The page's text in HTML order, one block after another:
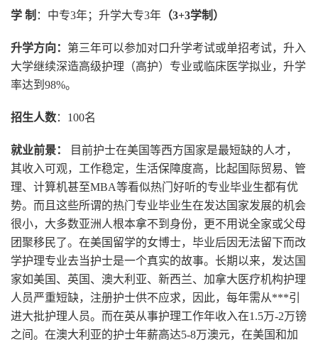
学 制 ：中专3年；升学大专3年 （3+3学制）
升学方向： 第三年可以参加对口升学考试或单招考试，升入
大学继续深造高级护理（高护）专业或临床医学拟业，升学
率达到98%。
招生人数：100名
就业前景：
目前护士在美国等西方国家是最短缺的人才，
其收入可观，工作稳定，生活保障度高，比起国际贸易、管
理、计算机甚至MBA等看似热门好听的专业毕业生都有优
势。而且这些所谓的热门专业毕业生在发达国家发展的机会
很小，大多数亚洲人根本拿不到身份，更不用说全家或父母
团聚移民了。在美国留学的女博士，毕业后因无法留下而改
学护理专业去当护士是一个真实的故事。长期以来，发达国
家如美国、英国、澳大利亚、新西兰、加拿大医疗机构护理
人员严重短缺，注册护士供不应求，因此，每年需从***引
进大批护理人员。而在英从事护理工作年收入在1.5万-2万镑
之间。在澳大利亚的护士年薪高达5-8万澳元，在美国和加